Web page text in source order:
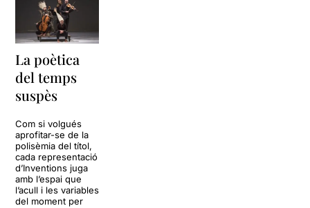
La poètica
del temps
suspès
Com si volgués
aprofitar-se de la
polisèmia del títol,
cada representació
d’Inventions juga
amb l’espai que
l’acull i les variables
del moment per